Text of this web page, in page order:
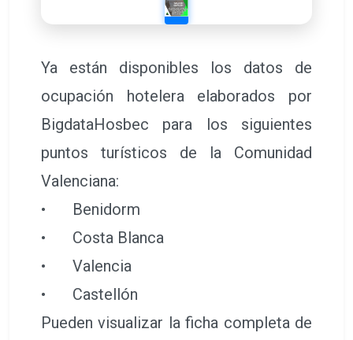
Ya están disponibles los datos de
ocupación hotelera elaborados por
BigdataHosbec para los siguientes
puntos turísticos de la Comunidad
Valenciana:
•
Benidorm
•
Costa Blanca
•
Valencia
•
Castellón
Pueden visualizar la ficha completa de